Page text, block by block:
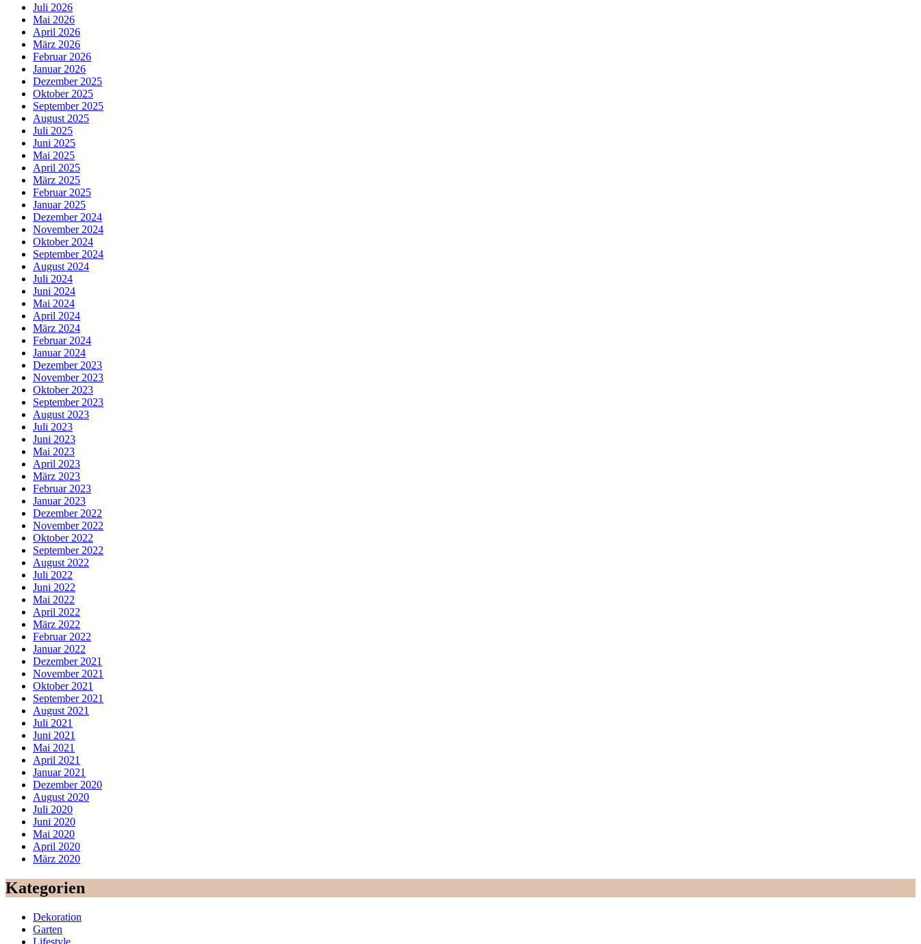
Juli 2026
Mai 2026
April 2026
März 2026
Februar 2026
Januar 2026
Dezember 2025
Oktober 2025
September 2025
August 2025
Juli 2025
Juni 2025
Mai 2025
April 2025
März 2025
Februar 2025
Januar 2025
Dezember 2024
November 2024
Oktober 2024
September 2024
August 2024
Juli 2024
Juni 2024
Mai 2024
April 2024
März 2024
Februar 2024
Januar 2024
Dezember 2023
November 2023
Oktober 2023
September 2023
August 2023
Juli 2023
Juni 2023
Mai 2023
April 2023
März 2023
Februar 2023
Januar 2023
Dezember 2022
November 2022
Oktober 2022
September 2022
August 2022
Juli 2022
Juni 2022
Mai 2022
April 2022
März 2022
Februar 2022
Januar 2022
Dezember 2021
November 2021
Oktober 2021
September 2021
August 2021
Juli 2021
Juni 2021
Mai 2021
April 2021
Januar 2021
Dezember 2020
August 2020
Juli 2020
Juni 2020
Mai 2020
April 2020
März 2020
Kategorien
Dekoration
Garten
Lifestyle